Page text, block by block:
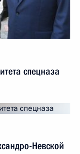
спецназа
Невской